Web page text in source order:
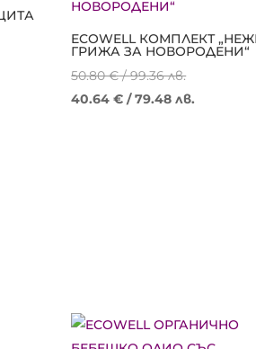
ECOWELL КОМПЛЕКТ
ГРИЖА ЗА НОВОРОДЕНИ“
50.80€/ 99.36 лв.Original
price
40.64€ / 79.48 лв.